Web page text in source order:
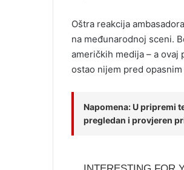
Oštra reakcija
na međunarodnoj sceni.
američkih medija – a ovaj
ostao nijem pred
Napomena: U pripremi
pregledan i provjeren